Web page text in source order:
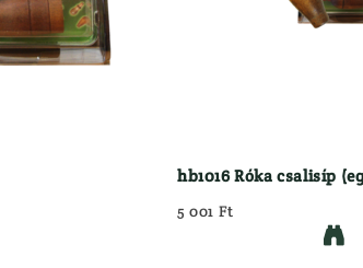
hb1016 Róka csalisíp
5 001 Ft
